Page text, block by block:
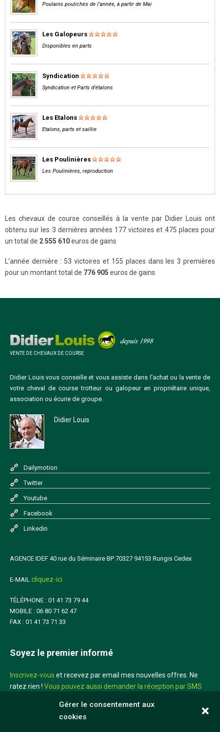
Gérer le consentement aux
cookies
Poulains pouliches de l'année, à partir de Mai
Les Galopeurs
Disponibles en parts
Syndication
Syndication et Parts d'étalons
Les Etalons
Etalons, parts et saillie
Les Poulinières
Les Poulinières, reproduction
Les chevaux de course conseillés à la vente par Didier Louis ont
obtenu sur les 3 dernières années 177 victoires et 475 places pour
un total de 2 555 610euros de gains
L'année dernière : 53 victoires et 155 places dans les 3 premières
pour un montant total de 776 905 euros de gains
VENTE DE CHEVAUX DE COURSE
Didier Louis vous conseille et vous assiste dans l'achat ou la vente de
votre cheval de course trotteur ou galopeur en propriétaire unique,
association ou écurie de groupe.
Didier Louis
Dailymotion
Twitter
Youtube
Facebook
Linkedin
AGENCE IDEF 40 rue du Séminaire BP 70327 94153 Rungis Cedex
E-MAIL cliquez-ici
TÉLÉPHONE : 01 41 73 79 44
MOBILE : 06 80 71 62 47
FAX : 01 41 73 71 33
Soyez le premier informé
Inscrivez-vous et recevez par email mes nouvelles offres. Ne
ratez rien ! Vous pouvez aussi demander la réception par SMS